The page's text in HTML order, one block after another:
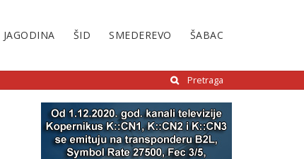
JAGODINA ŠID SMEDEREVO ŠABAC
Pretraga